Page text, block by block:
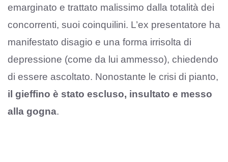
emarginato e trattato malissimo dalla totalità dei
concorrenti, suoi coinquilini. L’ex presentatore ha
manifestato disagio e una forma irrisolta di
depressione (come da lui ammesso), chiedendo
di essere ascoltato. Nonostante le crisi di pianto,
il gieffino è stato escluso, insultato e messo
alla gogna.